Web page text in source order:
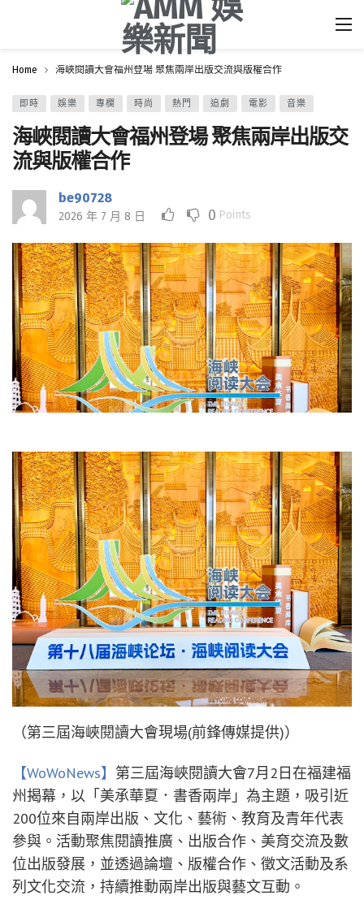
Home 海峽閱讀大會福州登場 聚焦兩岸出版交流與版權合作
即時 娛樂 專欄 時尚 熱門 追劇 電影 音樂
海峽閱讀大會福州登場 聚焦兩岸出版交
流與版權合作
be90728
2026 年 7 月 8 日 0 Points
（第三屆海峽閱讀大會現場(前鋒傳媒提供)）
【WoWoNews】 第三屆海峽閱讀大會7月2日在福建福
州揭幕，以「美承華夏．書香兩岸」為主題，吸引近
200位來自兩岸出版、文化、藝術、教育及青年代表
參與。活動聚焦閱讀推廣、出版合作、美育交流及數
位出版發展，並透過論壇、版權合作、徵文活動及系
列文化交流，持續推動兩岸出版與藝文互動。